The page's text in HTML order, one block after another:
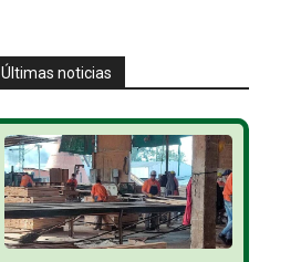
Últimas noticias